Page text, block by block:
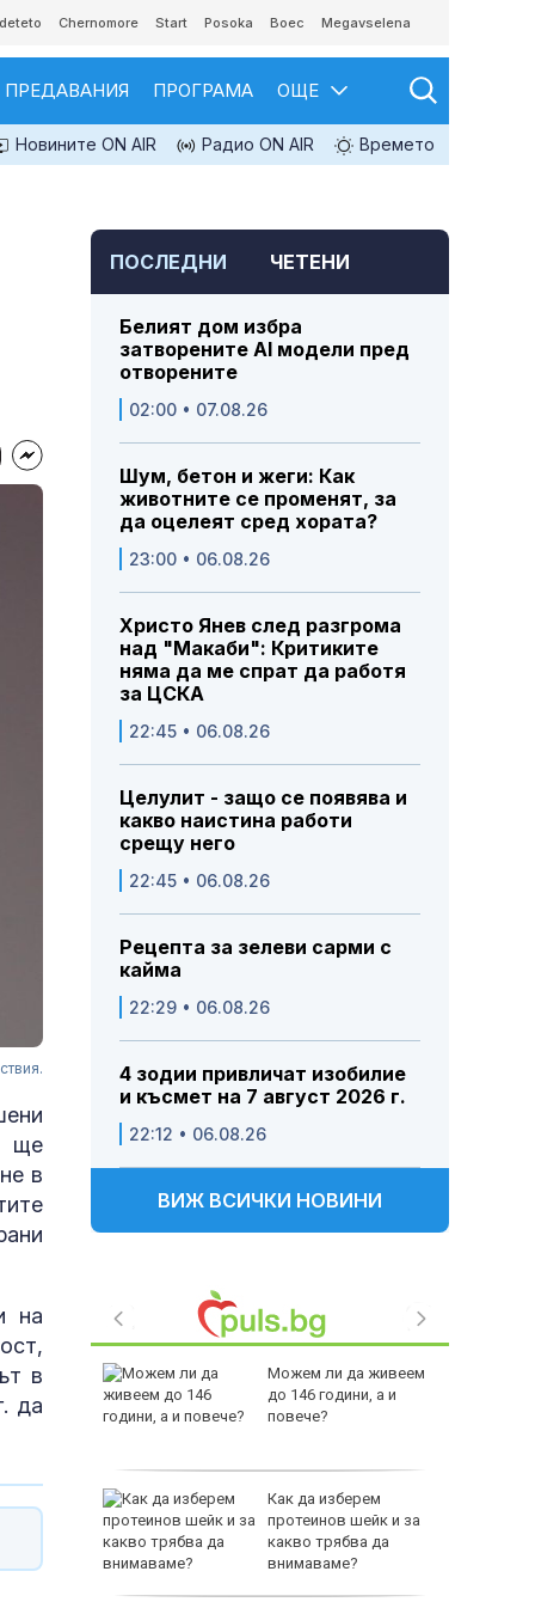
Chernomore Start Posoka Boec Megavselena
ПРЕДАВАНИЯ ПРОГРАМА ОЩЕ
Новините ON AIR Радио ON AIR Времето
ще
в
на
в
да
ПОСЛЕДНИ ЧЕТЕНИ
Белият дом избра
затворените AI модели пред
отворените
02:00 • 07.08.26
Шум, бетон и жеги: Как
животните се променят, за
да оцелеят сред хората?
23:00 • 06.08.26
Христо Янев след разгрома
над "Макаби": Критиките
няма да ме спрат да работя
за ЦСКА
22:45 • 06.08.26
Целулит - защо се появява и
какво наистина работи
срещу него
22:45 • 06.08.26
Рецепта за зелеви сарми с
кайма
22:29 • 06.08.26
4 зодии привличат изобилие
и късмет на 7 август 2026 г.
22:12 • 06.08.26
ВИЖ ВСИЧКИ НОВИНИ
Можем ли да живеем
до 146 години, а и
повече?
Как да изберем
протеинов шейк и за
какво трябва да
внимаваме?